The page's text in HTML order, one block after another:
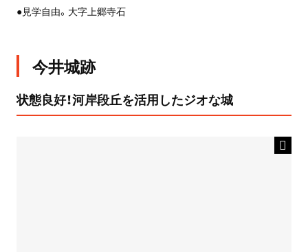
●見学自由。大字上郷寺石
今井城跡
状態良好！河岸段丘を活用したジオな城